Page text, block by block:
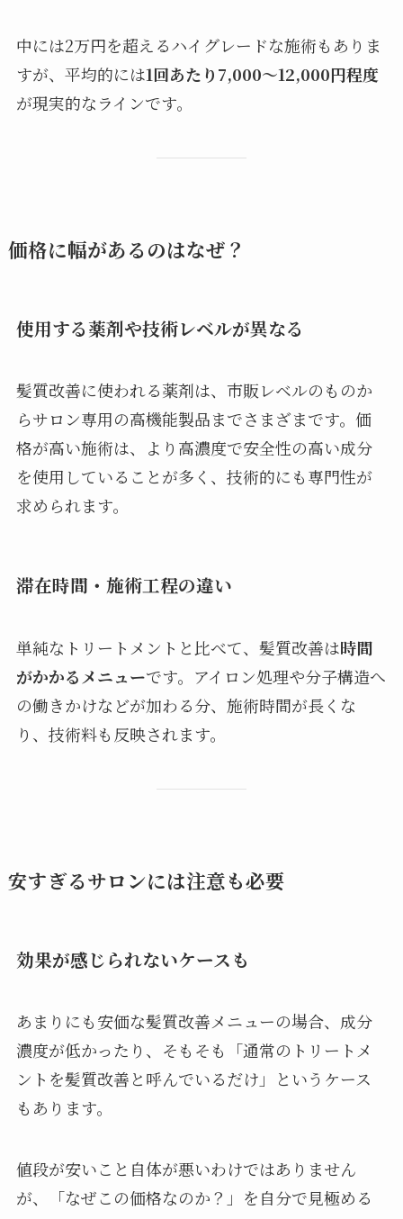
中には2万円を超えるハイグレードな施術もありま
すが、平均的には1回あたり7,000〜12,000円程度
が現実的なラインです。
価格に幅があるのはなぜ？
使用する薬剤や技術レベルが異なる
髪質改善に使われる薬剤は、市販レベルのものか
らサロン専用の高機能製品までさまざまです。価
格が高い施術は、より高濃度で安全性の高い成分
を使用していることが多く、技術的にも専門性が
求められます。
滞在時間・施術工程の違い
単純なトリートメントと比べて、髪質改善は時間
がかかるメニューです。アイロン処理や分子構造へ
の働きかけなどが加わる分、施術時間が長くな
り、技術料も反映されます。
安すぎるサロンには注意も必要
効果が感じられないケースも
あまりにも安価な髪質改善メニューの場合、成分
濃度が低かったり、そもそも「通常のトリートメ
ントを髪質改善と呼んでいるだけ」というケース
もあります。
値段が安いこと自体が悪いわけではありません
が、「なぜこの価格なのか？」を自分で見極める